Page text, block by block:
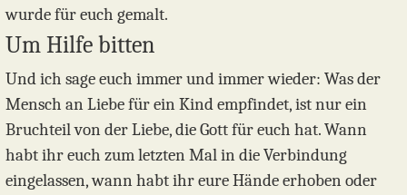
wurde für euch gemalt.
Um Hilfe bitten
Und ich sage euch immer und immer wieder: Was der
Mensch an Liebe für ein Kind empfindet, ist nur ein
Bruchteil von der Liebe, die Gott für euch hat. Wann
habt ihr euch zum letzten Mal in die Verbindung
eingelassen, wann habt ihr eure Hände erhoben oder